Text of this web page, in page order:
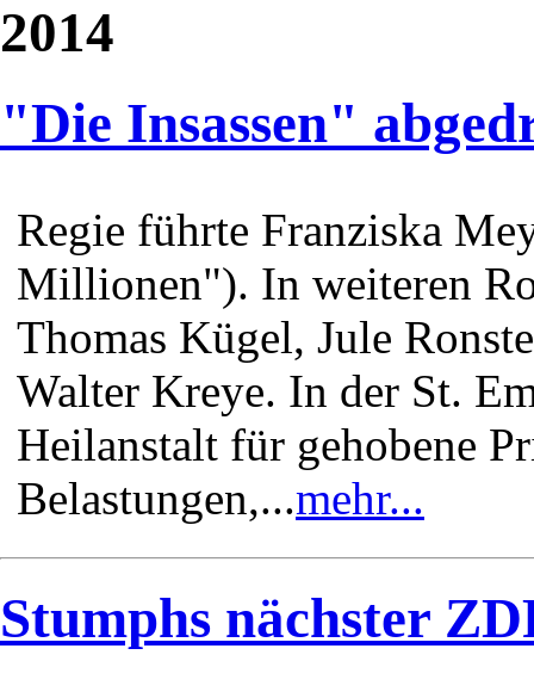
2014
"Die Insassen"
Regie führte Franziska
Millionen"). In weiteren
Thomas Kügel, Jule
Walter Kreye. In der St.
Heilanstalt für gehobene
Belastungen,...mehr...
Stumphs nächster